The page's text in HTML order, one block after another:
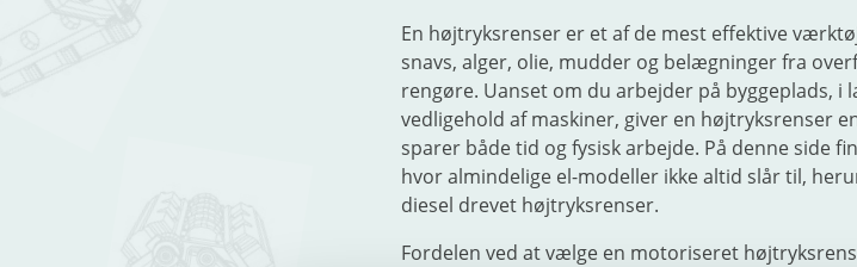
En højtryksrenser er et af de mest effektive
snavs, alger, olie, mudder og belægninger fra
rengøre. Uanset om du arbejder på byggeplads,
vedligehold af maskiner, giver en højtryksrenser
sparer både tid og fysisk arbejde. På denne side
hvor almindelige el-modeller ikke altid slår til,
diesel drevet højtryksrenser.
Fordelen ved at vælge en motoriseret